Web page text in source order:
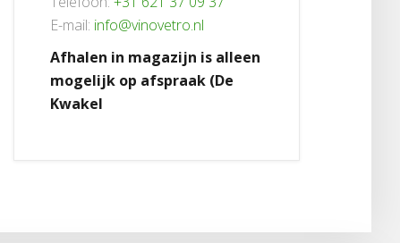
E-mail: info@vinovetro.nl
Afhalen in magazijn is alleen
mogelijk op afspraak (De
Kwakel